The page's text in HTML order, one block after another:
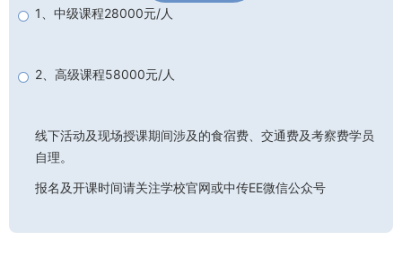
1、中级课程28000元/人
2、高级课程58000元/人
线下活动及现场授课期间涉及的食宿费、交通费及考察费学员
自理。
报名及开课时间请关注学校官网或中传EE微信公众号